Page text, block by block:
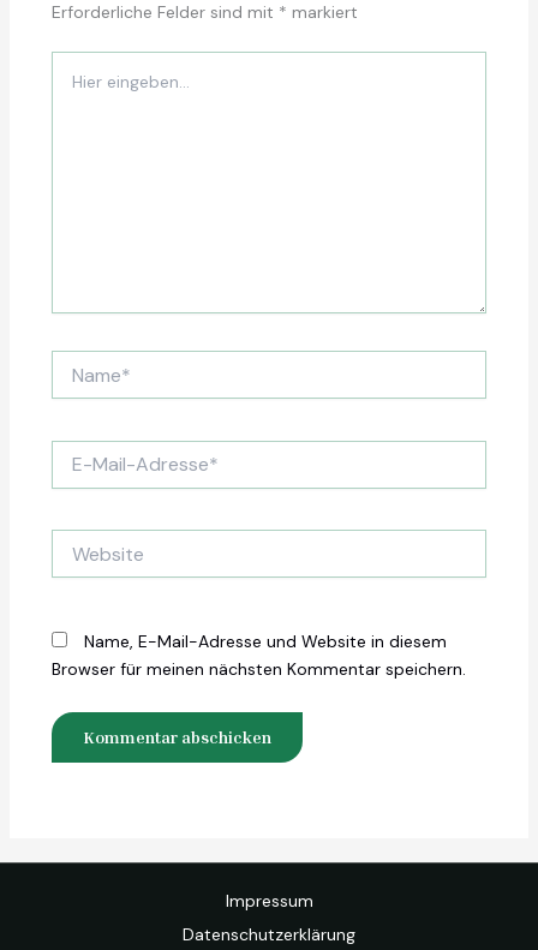
Erforderliche Felder sind mit * markiert
eingeben…
Mail-
Name, E-Mail-Adresse und Website in diesem
Browser für meinen nächsten Kommentar speichern.
Impressum
Datenschutzerklärung